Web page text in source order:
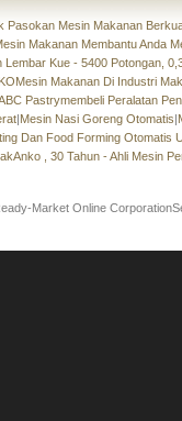
Pasokan Mesin Makanan
Makanan Membantu Anda
Lembar Kue - 5400 Potongan,
Makanan Di Industri
Pastrymembeli Peralatan
Mesin Nasi Goreng Otomatis
Dan Food Forming Otomatis
, 30 Tahun - Ahli Mesin
Market Online